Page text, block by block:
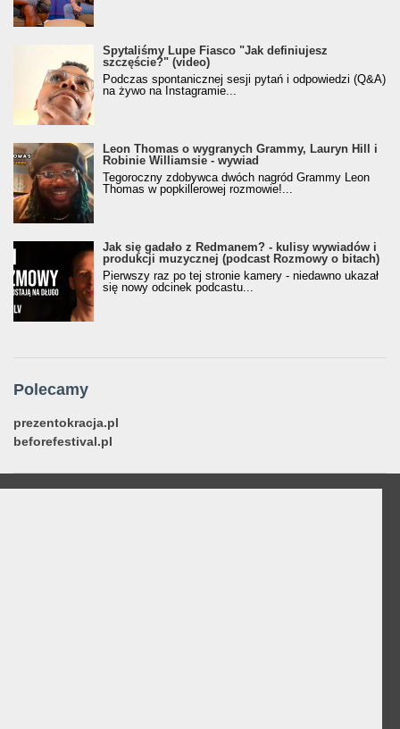
Spytaliśmy Lupe Fiasco "Jak definiujesz
szczęście?" (video)
Podczas spontanicznej sesji pytań i odpowiedzi (Q&A)
na żywo na Instagramie...
Leon Thomas o wygranych Grammy, Lauryn Hill i
Robinie Williamsie - wywiad
Tegoroczny zdobywca dwóch nagród Grammy Leon
Thomas w popkillerowej rozmowie!...
Jak się gadało z Redmanem? - kulisy wywiadów i
produkcji muzycznej (podcast Rozmowy o bitach)
Pierwszy raz po tej stronie kamery - niedawno ukazał
się nowy odcinek podcastu...
Polecamy
prezentokracja.pl
beforefestival.pl